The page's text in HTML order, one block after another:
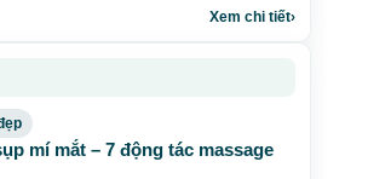
Xem chi tiết›
mí mắt – 7 động tác massage